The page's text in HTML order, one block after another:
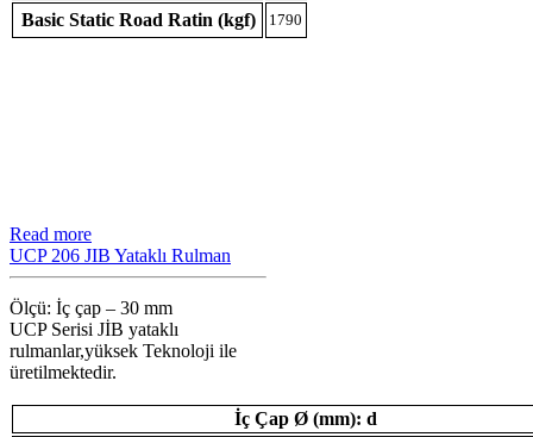
Basic Static Road Ratin (kgf) 1790
Read more
UCP 206 JIB Yataklı Rulman
Ölçü: İç çap – 30 mm
UCP Serisi JİB ​​yataklı
rulmanlar,yüksek Teknoloji ile
üretilmektedir.
İç Çap Ø (mm): d